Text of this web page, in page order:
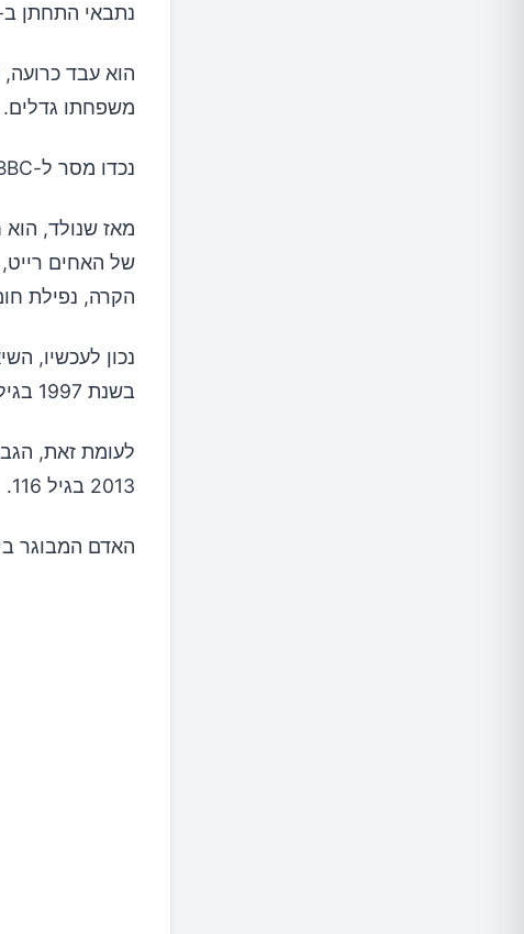
נתבאי התחתן ב-1934, אשתו נפטרה בשנת 2019 בגיל
הוא עבד כרועה,
משפחתו גדלים.
נכדו מסר ל-BBC כי סבו ייזכר כ"איש יוצא דופן ", אדיב, אכפתי וחרוץ.
מאז שנולד, הוא
של האחים
הקרה, נפילת
נכון לעכשיו,
בשנת 1997 בגיל 122.
לעומת זאת,
2013 בגיל 116.
האדם המבוגר